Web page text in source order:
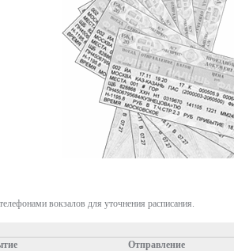
вокзалов для уточнения расписания.
Отправление